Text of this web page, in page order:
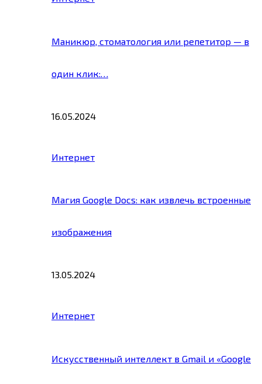
Маникюр, стоматология или репетитор — в
один клик:…
16.05.2024
Интернет
Магия Google Docs: как извлечь встроенные
изображения
13.05.2024
Интернет
Искусственный интеллект в Gmail и «Google